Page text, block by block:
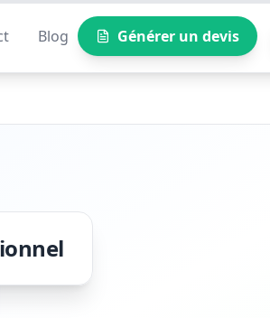
Blog Générer un devis